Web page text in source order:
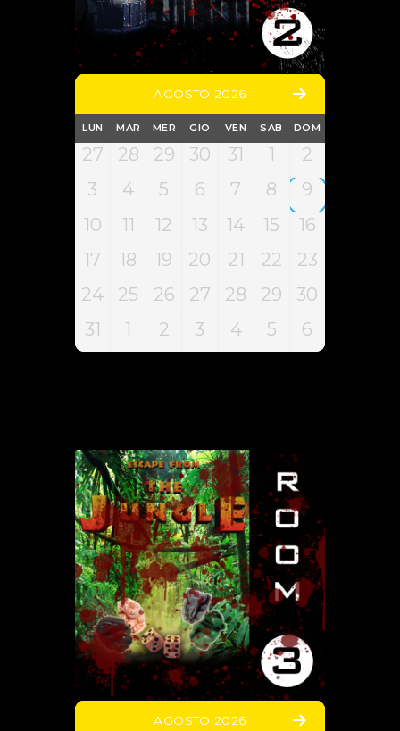
AGOSTO 2026
LUN MAR MER GIO VEN SAB DOM
27 28 29 30 31 1
2
3
4 5 6 7 8
9
10
11 12 13 14 15
16
17
18 19 20 21 22
23
24
25 26 27 28 29
30
31
1 2 3 4 5 6
AGOSTO 2026